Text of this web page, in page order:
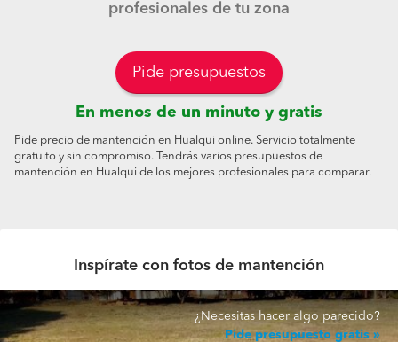
profesionales de tu zona
Pide presupuestos
En menos de un minuto y gratis
Pide precio de mantención en Hualqui online. Servicio totalmente
gratuito y sin compromiso. Tendrás varios presupuestos de
mantención en Hualqui de los mejores profesionales para comparar.
Inspírate con fotos de mantención
¿Necesitas hacer algo parecido?
Pide presupuesto gratis